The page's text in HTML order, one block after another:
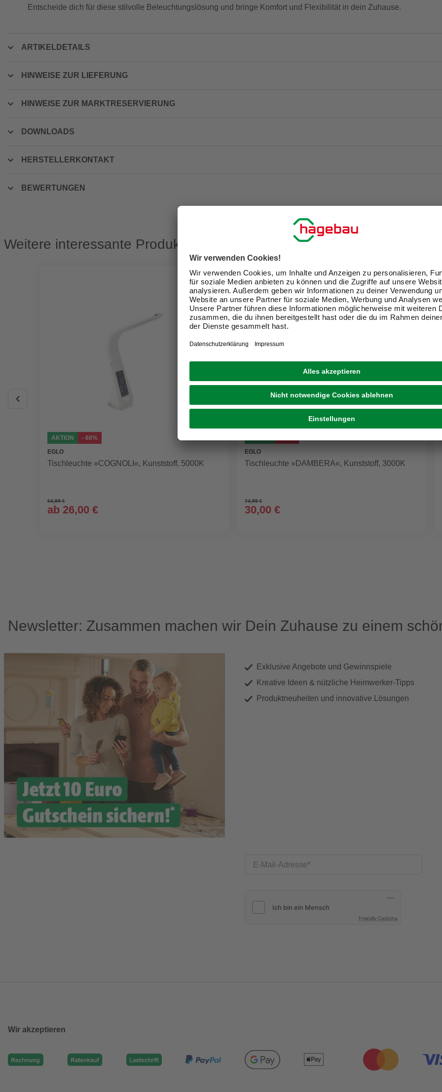
Entscheide dich für diese stilvolle Beleuchtungslösung und bringe Komfort und Flexibilität in dein Zuhause.
ARTIKELDETAILS
HINWEISE ZUR LIEFERUNG
HINWEISE ZUR MARKTRESERVIERUNG
DOWNLOADS
HERSTELLERKONTAKT
BEWERTUNGEN
Weitere interessante Produkte
AKTION
- 60%
EGLO
Tischleuchte »COGNOLI«, Kunststoff, 5000K
64,99 €
ab 26,00 €
EGLO
Tischleuchte »DAMBERA«, Kunststoff, 3000K
74,99 €
30,00 €
Newsletter: Zusammen machen wir Dein Zuhause zu einem
Exklusive Angebote und Gewinnspiele
Kreative Ideen & nützliche Heimwerker-Tipps
Produktneuheiten und innovative Lösungen
E-Mail-Adresse
Friendly Captcha
Wir akzeptieren